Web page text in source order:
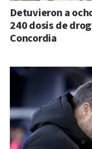
Detuvieron a
240 dosis de
Concordia